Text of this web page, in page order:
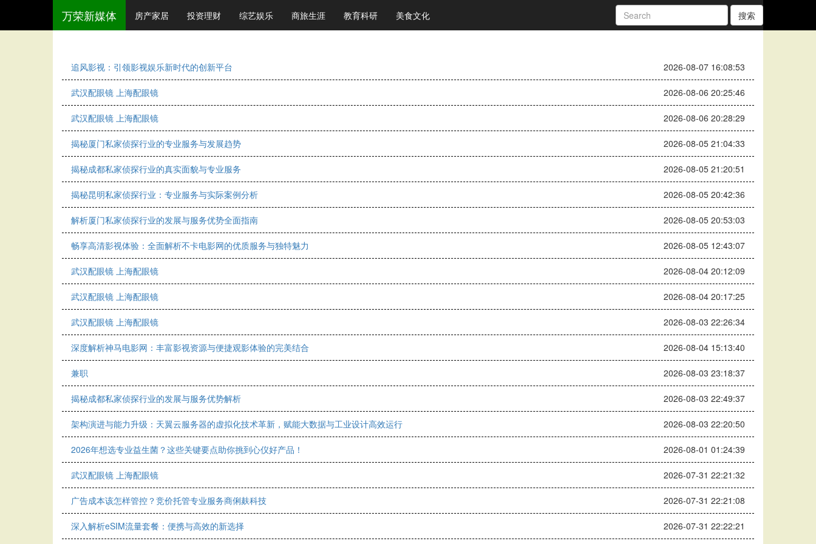
万荣新媒体 房产家居 投资理财 综艺娱乐 商旅生涯 教育科研 美食文化 搜索
追风影视：引领影视娱乐新时代的创新平台 2026-08-07 16:08:53
武汉配眼镜 上海配眼镜 2026-08-06 20:25:46
武汉配眼镜 上海配眼镜 2026-08-06 20:28:29
揭秘厦门私家侦探行业的专业服务与发展趋势 2026-08-05 21:04:33
揭秘成都私家侦探行业的真实面貌与专业服务 2026-08-05 21:20:51
揭秘昆明私家侦探行业：专业服务与实际案例分析 2026-08-05 20:42:36
解析厦门私家侦探行业的发展与服务优势全面指南 2026-08-05 20:53:03
畅享高清影视体验：全面解析不卡电影网的优质服务与独特魅力 2026-08-05 12:43:07
武汉配眼镜 上海配眼镜 2026-08-04 20:12:09
武汉配眼镜 上海配眼镜 2026-08-04 20:17:25
武汉配眼镜 上海配眼镜 2026-08-03 22:26:34
深度解析神马电影网：丰富影视资源与便捷观影体验的完美结合 2026-08-04 15:13:40
兼职 2026-08-03 23:18:37
揭秘成都私家侦探行业的发展与服务优势解析 2026-08-03 22:49:37
架构演进与能力升级：天翼云服务器的虚拟化技术革新，赋能大数据与工业设计高效运行 2026-08-03 22:20:50
2026年想选专业益生菌？这些关键要点助你挑到心仪好产品！ 2026-08-01 01:24:39
武汉配眼镜 上海配眼镜 2026-07-31 22:21:32
广告成本该怎样管控？竞价托管专业服务商俐麸科技 2026-07-31 22:21:08
深入解析eSIM流量套餐：便携与高效的新选择 2026-07-31 22:22:21